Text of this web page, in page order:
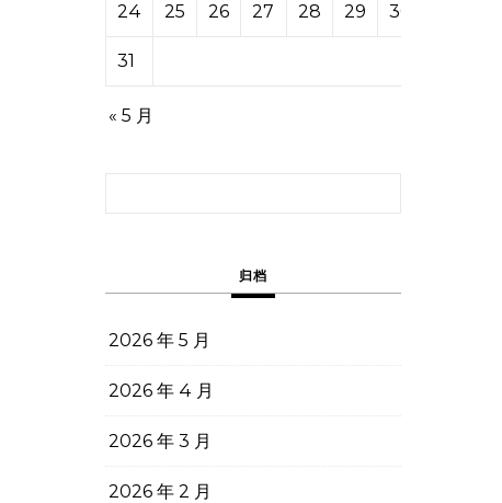
24 25 26 27 28 29 30
31
« 5 月
归档
2026 年 5 月
2026 年 4 月
2026 年 3 月
2026 年 2 月